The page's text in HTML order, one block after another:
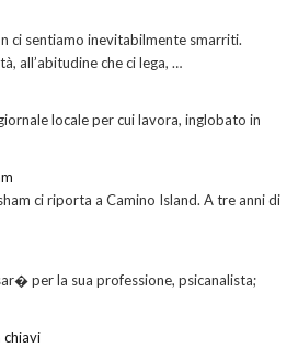
ci sentiamo inevitabilmente smarriti.
all’abitudine che ci lega, …
locale per cui lavora, inglobato in
ci riporta a Camino Island. A tre anni di
per la sua professione, psicanalista;
chiavi